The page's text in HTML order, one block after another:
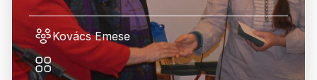
Kovács Emese